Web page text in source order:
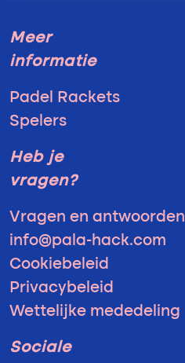
Meer
informatie
Padel Rackets
Spelers
Heb je
vragen?
Vragen en antwoorden
info@pala-hack.com
Cookiebeleid
Privacybeleid
Wettelijke mededeling
Sociale